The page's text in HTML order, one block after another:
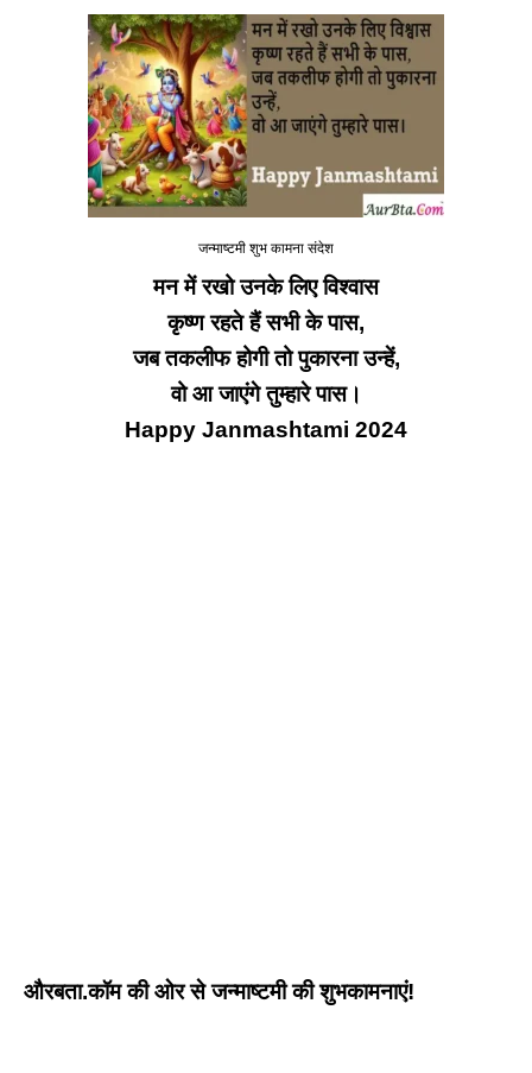
जन्माष्टमी शुभ कामना संदेश
मन में रखो उनके लिए विश्वास
कृष्ण रहते हैं सभी के पास,
जब तकलीफ होगी तो पुकारना उन्हें,
वो आ जाएंगे तुम्हारे पास।
Happy Janmashtami 2024
औरबता.कॉम की ओर से जन्माष्टमी की शुभकामनाएं!